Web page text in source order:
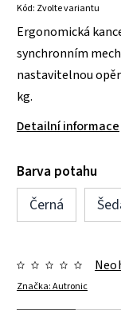
Kód: Zvolte variantu
Ergonomická
synchronním
nastavitelnou
kg.
Detailní informace
Barva potahu
Černá
Značka:Autronic